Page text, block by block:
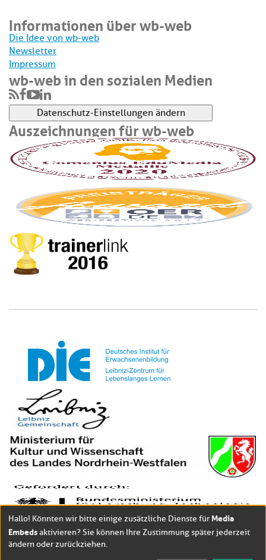
Informationen über wb-web
Die Idee von wb-web
Newsletter
Impressum
wb-web in den sozialen Medien
Datenschutz-Einstellungen ändern
Auszeichnungen für wb-web
Hallo! Könnten wir bitte einige zusätzliche Dienste für Media
Embedsaktivieren? Sie können Ihre Zustimmung später jederzeit
ändern oder zurückziehen.